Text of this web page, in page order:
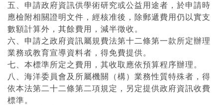
五、申請政府資訊供學術研究或公益用途者，於申請時
應檢附相關證明文件，經核准後，除郵遞費用仍以實支
數額計算外，其餘費用，減半徵收。
六、申請之政府資訊屬規費法第十二條第一款所定辦理
業務或教育宣導資料者，得免費提供。
七、本標準所定之費用，其收取應依預算程序辦理。
八、海洋委員會及所屬機關（構）業務性質特殊者，得
依本法第二十二條第二項規定，另定提供政府資訊收費
標準。